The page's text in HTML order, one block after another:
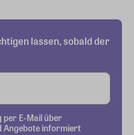
lassen, sobald der
E-Mail über
Angebote informiert